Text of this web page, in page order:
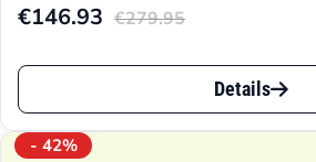
€279.95
Ursprünglicher
Preis
€279.95
€146.93
Aktueller
Preis
€146.93.
Dieses
Produkt
weist
Details
- 42%